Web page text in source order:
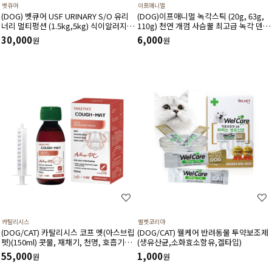
벳큐어
(DOG) 벳큐어 USF URINARY S/O 유리
너리 멀티펑션 (1.5kg,5kg) 식이알러지
결석관리 가수분해 면역건강 피부관리 피
모관리에 도움
30,000원
이프애니멀
(DOG)이프애니멀 녹각스틱 (20g, 63g,
110g) 천연 개껌 사슴뿔 최고급 녹각 덴탈
껌 노니함유 덴탈 영양간식
6,000원
카탈리시스
(DOG/CAT) 카탈리시스 코프 멧(아스브립
펫)(150ml) 콧물, 재채기, 천명, 호흡기도
건조, 기침 등 호흡기도 및 거담작용에 도
55,000원
벨벳코리아
(DOG/CAT) 웰케어 반려동물 투약보조제
(생유산균,소화효소함유,겔타입)
1,000원